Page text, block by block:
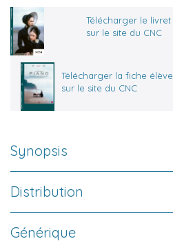
Télécharger le livret
sur le site du CNC
Télécharger la fiche élève
sur le site du CNC
Synopsis
Distribution
Générique